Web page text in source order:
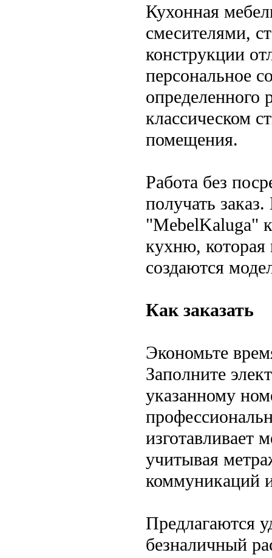
Кухонная
смесителями,
конструкции
персональное
определенного
классическом
помещения.
Работа без
получать
"MebelKaluga"
кухню,
создаются
Как заказать
Экономьте
Заполните
указанному
изготавливает
учитывая
коммуникаций
Предлагаются
безналичный